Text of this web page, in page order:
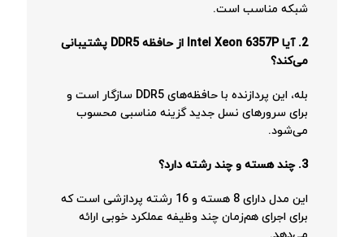
شبکه مناسب است.
2. آیا Intel Xeon 6357P از حافظه DDR5 پشتیبانی
می‌کند؟
بله، این پردازنده با حافظه‌های DDR5 سازگار است و
برای سرورهای نسل جدید گزینه مناسبی محسوب
می‌شود.
3. چند هسته و چند رشته دارد؟
این مدل دارای 8 هسته و 16 رشته پردازشی است که
برای اجرای هم‌زمان چند وظیفه عملکرد خوبی ارائه